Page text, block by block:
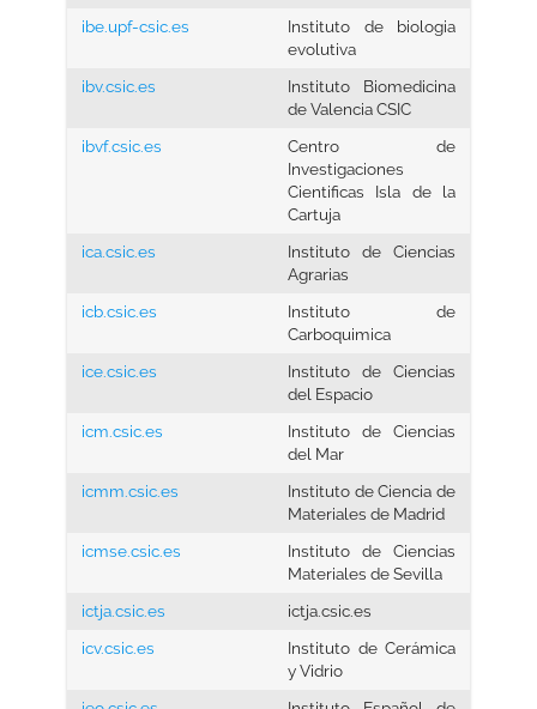
ibe.upf-csic.es
Instituto de biologia
evolutiva
ibv.csic.es
Instituto Biomedicina
de Valencia CSIC
ibvf.csic.es
Centro de
Investigaciones
Cientificas Isla de la
Cartuja
ica.csic.es
Instituto de Ciencias
Agrarias
icb.csic.es
Instituto de
Carboquimica
ice.csic.es
Instituto de Ciencias
del Espacio
icm.csic.es
Instituto de Ciencias
del Mar
icmm.csic.es
Instituto de Ciencia de
Materiales de Madrid
icmse.csic.es
Instituto de Ciencias
Materiales de Sevilla
ictja.csic.es
ictja.csic.es
icv.csic.es
Instituto de Cerámica
y Vidrio